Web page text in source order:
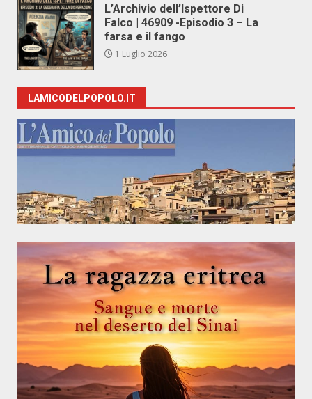
L’Archivio dell’Ispettore Di
Falco | 46909 -Episodio 3 – La
farsa e il fango
1 Luglio 2026
LAMICODELPOPOLO.IT